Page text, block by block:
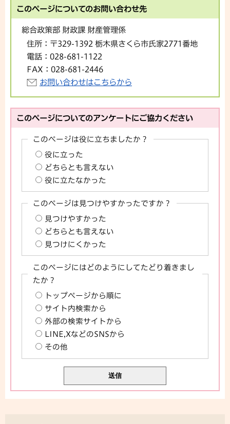
このページについてのお問い合わせ先
総合政策部 財政課 財産管理係
住所： 〒329-1392 栃木県さくら市氏家2771番地
電話： 028-681-1122
FAX： 028-681-2446
お問い合わせはこちらから
このページについてのアンケートにご協力ください
このページは役に立ちましたか？
役に立った
どちらとも言えない
役に立たなかった
このページは見つけやすかったですか？
見つけやすかった
どちらとも言えない
見つけにくかった
このページにはどのようにしてたどり着きまし
たか？
トップページから順に
サイト内検索から
外部の検索サイトから
LINE,XなどのSNSから
その他